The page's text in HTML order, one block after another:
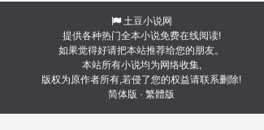
土豆小说网
提供各种热门全本小说免费在线阅读!
如果觉得好请把本站推荐给您的朋友。
本站所有小说均为网络收集,
版权为原作者所有,若侵了您的权益请联系删除!
简体版 · 繁體版